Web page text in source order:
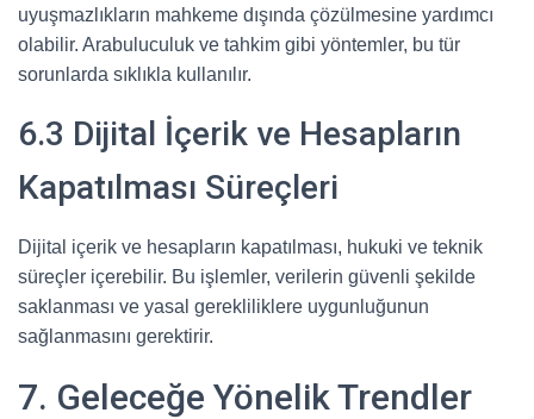
uyuşmazlıkların mahkeme dışında çözülmesine yardımcı
olabilir. Arabuluculuk ve tahkim gibi yöntemler, bu tür
sorunlarda sıklıkla kullanılır.
6.3 Dijital İçerik ve Hesapların
Kapatılması Süreçleri
Dijital içerik ve hesapların kapatılması, hukuki ve teknik
süreçler içerebilir. Bu işlemler, verilerin güvenli şekilde
saklanması ve yasal gerekliliklere uygunluğunun
sağlanmasını gerektirir.
7. Geleceğe Yönelik Trendler